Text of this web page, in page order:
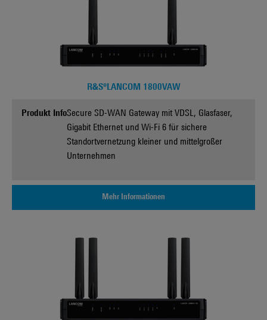
R&S®LANCOM 1800VAW
Produkt InfoSecure SD-WAN Gateway mit VDSL, Glasfaser,
Gigabit Ethernet und Wi-Fi 6 für sichere
Standortvernetzung kleiner und mittelgroßer
Unternehmen
Mehr Informationen